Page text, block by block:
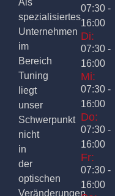
Als
spezialisiertes
Unternehmen
im
Bereich
Tuning
liegt
unser
Schwerpunkt
nicht
in
der
optischen
Veränderungen
07:30 -
16:00
Di:
07:30 -
16:00
Mi:
07:30 -
16:00
Do:
07:30 -
16:00
Fr:
07:30 -
16:00